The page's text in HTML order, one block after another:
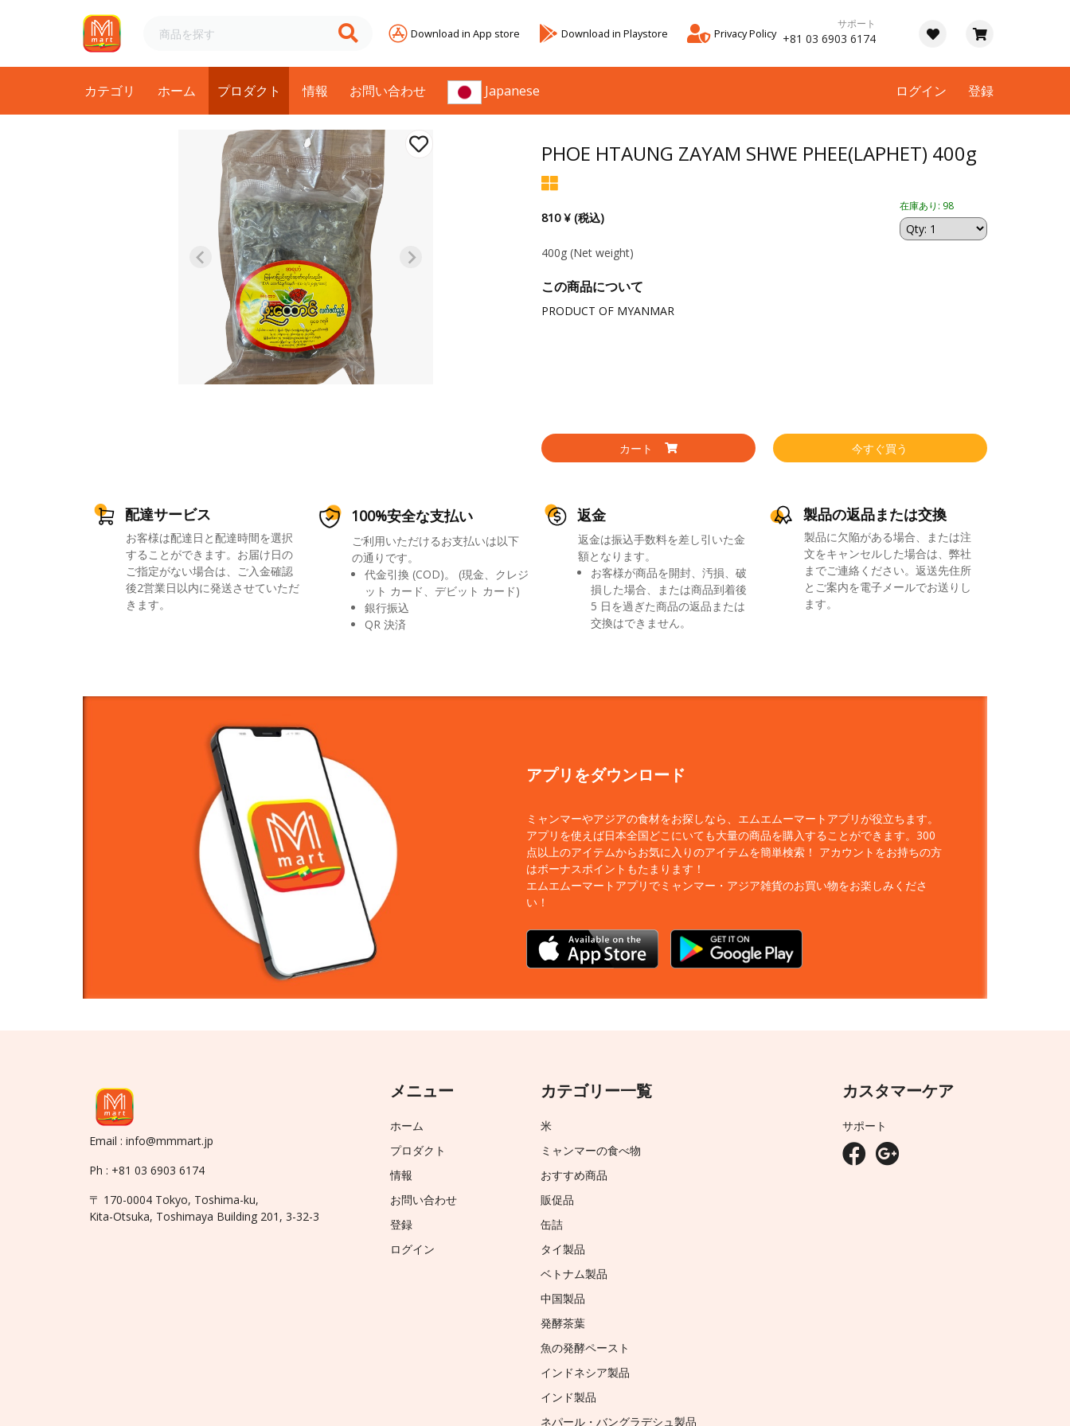
Download in App store Download in Playstore Privacy Policy
サポート
+81 03 6903 6174
カテゴリ ホーム プロダクト 情報 お問い合わせ Japanese ログイン 登録
PHOE HTAUNG ZAYAM SHWE PHEE(LAPHET) 400g
810 ¥ (税込)
在庫あり: 98
400g (Net weight)
この商品について
PRODUCT OF MYANMAR
カート 今すぐ買う
配達サービス
お客様は配達日と配達時間を選択
することができます。お届け日の
ご指定がない場合は、ご入金確認
後2営業日以内に発送させていただ
きます。
100%安全な支払い
ご利用いただけるお支払いは以下
の通りです。
代金引換 (COD)。 (現金、クレジ
ット カード、デビット カード)
銀行振込
QR 決済
返金
返金は振込手数料を差し引いた金
額となります。
お客様が商品を開封、汚損、破
損した場合、または商品到着後
5 日を過ぎた商品の返品または
交換はできません。
製品の返品または交換
製品に欠陥がある場合、または注
文をキャンセルした場合は、弊社
までご連絡ください。返送先住所
とご案内を電子メールでお送りし
ます。
アプリをダウンロード
ミャンマーやアジアの食材をお探しなら、エムエムーマートアプリが役立ちます。
アプリを使えば日本全国どこにいても大量の商品を購入することができます。300
点以上のアイテムからお気に入りのアイテムを簡単検索！ アカウントをお持ちの方
はボーナスポイントもたまります！
エムエムーマートアプリでミャンマー・アジア雑貨のお買い物をお楽しみくださ
い！
Email : info@mmmart.jp
Ph : +81 03 6903 6174
〒 170-0004 Tokyo, Toshima-ku,
Kita-Otsuka, Toshimaya Building 201, 3-32-3
メニュー
ホーム
プロダクト
情報
お問い合わせ
登録
ログイン
カテゴリー一覧
米
ミャンマーの食べ物
おすすめ商品
販促品
缶詰
タイ製品
ベトナム製品
中国製品
発酵茶葉
魚の発酵ペースト
インドネシア製品
インド製品
ネパール・バングラデシュ製品
カスタマーケア
サポート